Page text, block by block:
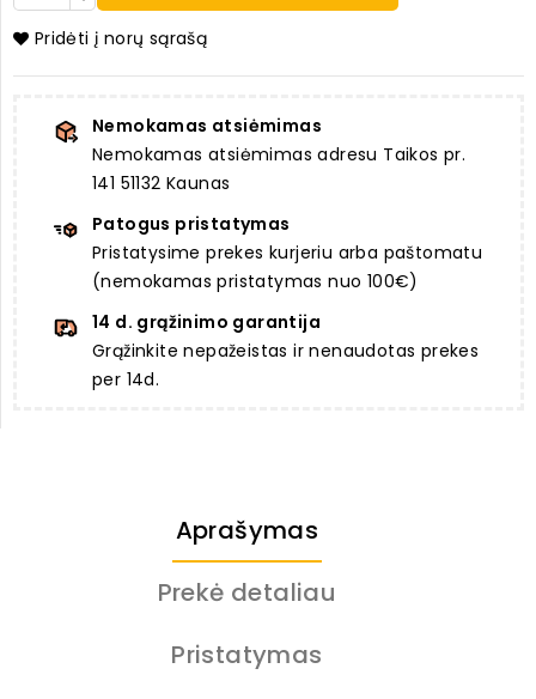
Pridėti į norų sąrašą
Nemokamas atsiėmimas
Nemokamas atsiėmimas adresu Taikos pr.
141 51132 Kaunas
Patogus pristatymas
Pristatysime prekes kurjeriu arba paštomatu
(nemokamas pristatymas nuo 100€)
14 d. grąžinimo garantija
Grąžinkite nepažeistas ir nenaudotas prekes
per 14d.
Aprašymas
Prekė detaliau
Pristatymas